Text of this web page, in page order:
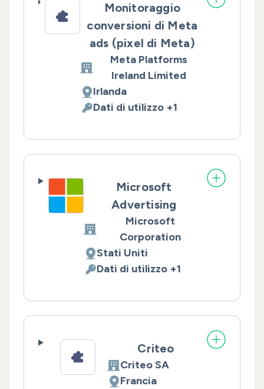
Monitoraggio
conversioni di Meta
ads (pixel di Meta)
Azienda:
Meta Platforms
Ireland Limited
Luogo del trattamento:
Irlanda
Dati Personali trattati:
Dati di utilizzo +1
Microsoft
Advertising
Azienda:
Microsoft
Corporation
Luogo del trattamento:
Stati Uniti
Dati Personali trattati:
Dati di utilizzo +1
Criteo
Azienda:
Criteo SA
Francia